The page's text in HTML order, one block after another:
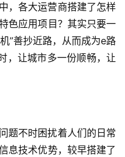
，各大运营商搭建了怎样
色应用项目？其实只要一
”善抄近路，从而成为e路
，让城市多一份顺畅，让
题不时困扰着人们的日常
息技术优势，较早搭建了